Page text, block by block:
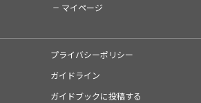
マイページ
プライバシーポリシー
ガイドライン
ガイドブックに投稿する